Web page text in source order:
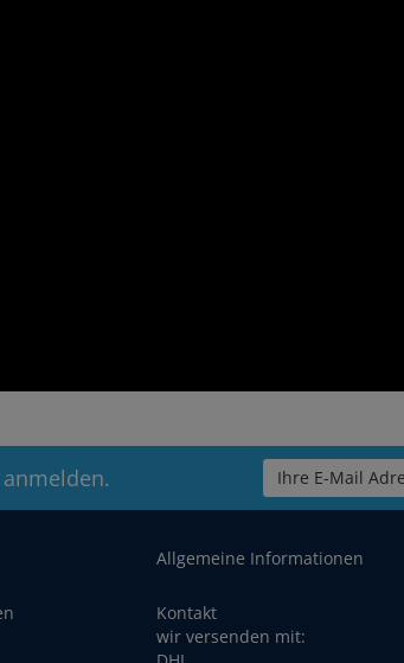
Ihre E-Mail
Allgemeine Informationen
Kontakt
wir versenden mit: